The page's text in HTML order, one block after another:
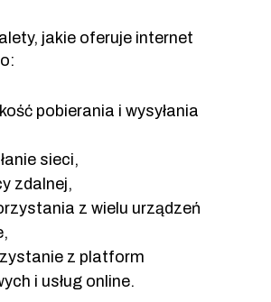
jakie oferuje internet
pobierania i wysyłania
sieci,
zdalnej,
z wielu urządzeń
z platform
i usług online.